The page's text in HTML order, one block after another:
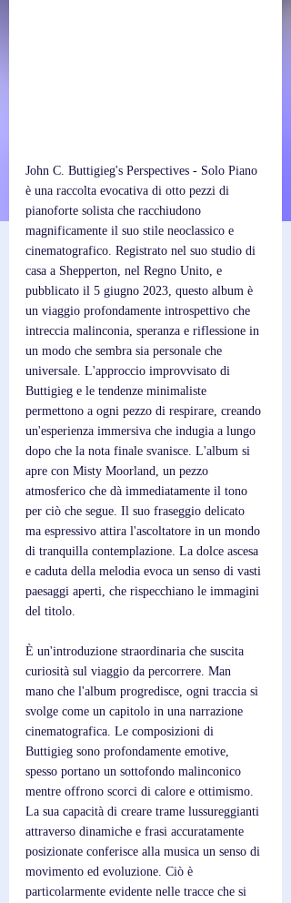
John C. Buttigieg's Perspectives - Solo Piano
è una raccolta evocativa di otto pezzi di
pianoforte solista che racchiudono
magnificamente il suo stile neoclassico e
cinematografico. Registrato nel suo studio di
casa a Shepperton, nel Regno Unito, e
pubblicato il 5 giugno 2023, questo album è
un viaggio profondamente introspettivo che
intreccia malinconia, speranza e riflessione in
un modo che sembra sia personale che
universale. L'approccio improvvisato di
Buttigieg e le tendenze minimaliste
permettono a ogni pezzo di respirare, creando
un'esperienza immersiva che indugia a lungo
dopo che la nota finale svanisce. L'album si
apre con Misty Moorland, un pezzo
atmosferico che dà immediatamente il tono
per ciò che segue. Il suo fraseggio delicato
ma espressivo attira l'ascoltatore in un mondo
di tranquilla contemplazione. La dolce ascesa
e caduta della melodia evoca un senso di vasti
paesaggi aperti, che rispecchiano le immagini
del titolo.
È un'introduzione straordinaria che suscita
curiosità sul viaggio da percorrere. Man
mano che l'album progredisce, ogni traccia si
svolge come un capitolo in una narrazione
cinematografica. Le composizioni di
Buttigieg sono profondamente emotive,
spesso portano un sottofondo malinconico
mentre offrono scorci di calore e ottimismo.
La sua capacità di creare trame lussureggianti
attraverso dinamiche e frasi accuratamente
posizionate conferisce alla musica un senso di
movimento ed evoluzione. Ciò è
particolarmente evidente nelle tracce che si